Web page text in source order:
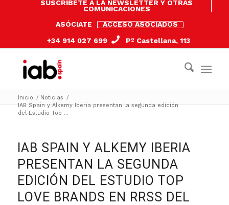
SUSCRÍBETE A LA NEWSLETTER Y OTRAS
COMUNICACIONES
ASÓCIATE
ACCESO ASOCIADOS
+34 914 027 699
Pº Castellana, 113
Inicio / Noticias /
IAB Spain y Alkemy Iberia presentan la segunda edición
del Estudio Top ...
IAB SPAIN Y ALKEMY IBERIA
PRESENTAN LA SEGUNDA
EDICIÓN DEL ESTUDIO TOP
LOVE BRANDS EN RRSS DEL